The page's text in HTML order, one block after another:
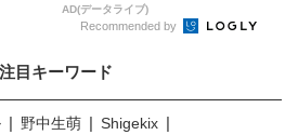
AD(データライブ)
Recommended by
注目キーワード
野中生萌
Shigekix